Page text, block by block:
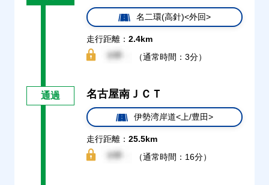
名二環(高針)<外回>
走行距離： 2.4km
（通常時間：3分）
通過 名古屋南ＪＣＴ
伊勢湾岸道<上/豊田>
走行距離： 25.5km
（通常時間：16分）